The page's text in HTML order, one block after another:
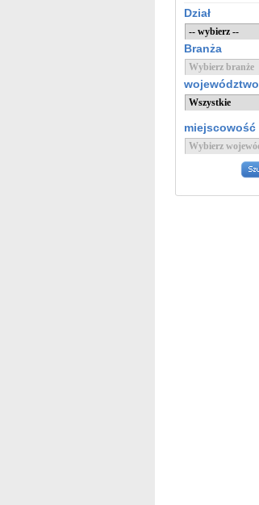
Dział
Branża
województwo
miejscowość